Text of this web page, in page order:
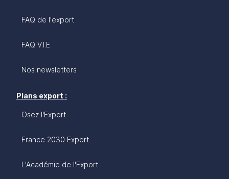
FAQ de l'export
FAQ V.I.E
Nos newsletters
Plans export :
Osez l'Export
France 2030 Export
L'Académie de l'Export